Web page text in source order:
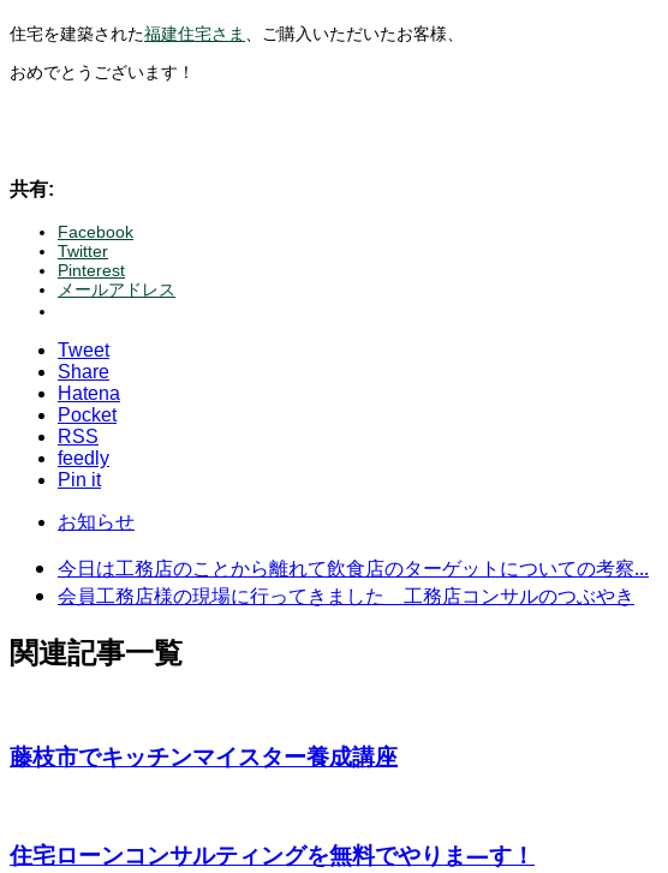
住宅を建築された福建住宅さま 、ご購入いただいたお客様、
おめでとうございます！
共有:
Facebook
Twitter
Pinterest
メールアドレス
Tweet
Share
Hatena
Pocket
RSS
feedly
Pin it
お知らせ
今日は工務店のことから離れて飲食店のターゲットについての考察...
会員工務店様の現場に行ってきました 工務店コンサルのつぶやき
関連記事一覧
藤枝市でキッチンマイスター養成講座
住宅ローンコンサルティングを無料でやりま―す！